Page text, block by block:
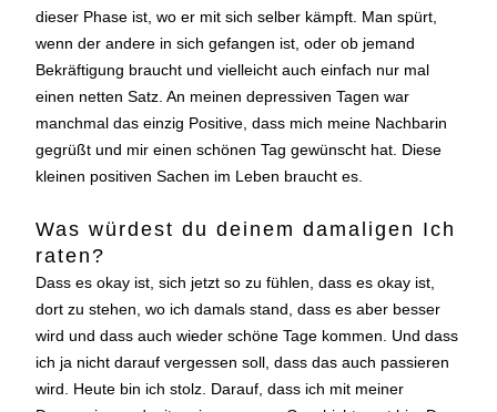
dieser Phase ist, wo er mit sich selber kämpft. Man spürt,
wenn der andere in sich gefangen ist, oder ob jemand
Bekräftigung braucht und vielleicht auch einfach nur mal
einen netten Satz. An meinen depressiven Tagen war
manchmal das einzig Positive, dass mich meine Nachbarin
gegrüßt und mir einen schönen Tag gewünscht hat. Diese
kleinen positiven Sachen im Leben braucht es.
Was würdest du deinem damaligen Ich
raten?
Dass es okay ist, sich jetzt so zu fühlen, dass es okay ist,
dort zu stehen, wo ich damals stand, dass es aber besser
wird und dass auch wieder schöne Tage kommen. Und dass
ich ja nicht darauf vergessen soll, dass das auch passieren
wird. Heute bin ich stolz. Darauf, dass ich mit meiner